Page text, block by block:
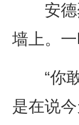
安德烈
墙上。
“你敢
是在说